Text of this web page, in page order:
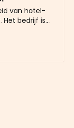
van hotel-
Het bedrijf is
luxe
Maastricht.